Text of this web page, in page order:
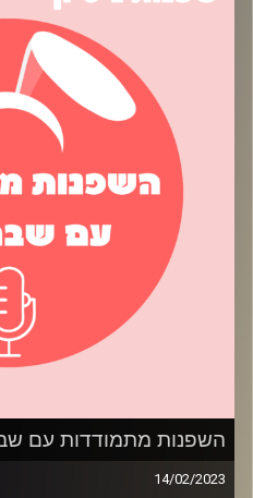
הדרך שלה לעצמאות כלכלית על
תאזינו כדי ללמוד עצות
קרדיט תמונות:
שחר קידר וגל
קרדיט תמונות:
שחר קידר וגל ורדי
השפנות מתמודדות עם
14/02/2023